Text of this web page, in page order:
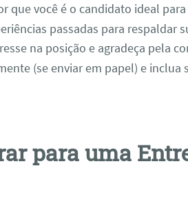
que você é o candidato ideal para
passadas para respaldar
na posição e agradeça pela
(se enviar em papel) e inclua
para uma